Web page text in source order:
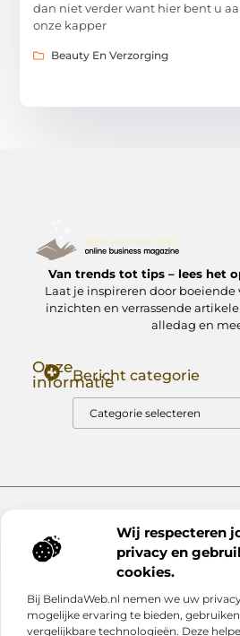
Wij respecteren
privacy en
cookies.
Bij BelindaWeb.nl nemen we uw
mogelijke ervaring te bieden,
vergelijkbare technologieën. Deze
dan niet verder want hier bent u
onze kapper
Beauty En Verzorging
Van trends tot tips – lees het
Laat je inspireren door boeiende
inzichten en verrassende
alledag en
Onze
informatieBericht categorie
@2025 www.nextmagazine.nl.